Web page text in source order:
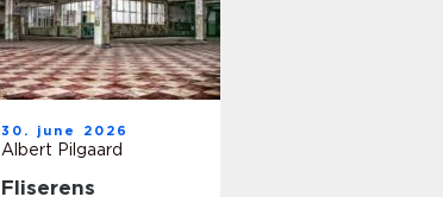
30. june 2026
Albert Pilgaard
Fliserens